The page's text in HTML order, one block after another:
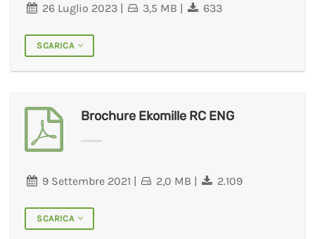
26 Luglio 2023| 3,5 MB | 633
SCARICA
Brochure Ekomille RC ENG
9 Settembre 2021 | 2,0 MB | 2.109
SCARICA